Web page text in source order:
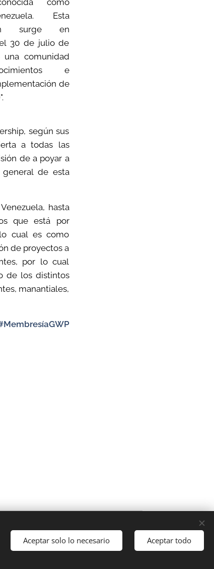
como
Esta
surge en
30 de julio de
una comunidad
e
de
según sus
a todas las
de a poyar a
de esta
hasta
que está por
cual es como
de proyectos a
por lo cual
de los distintos
manantiales,
Aceptar solo lo necesario Aceptar todo